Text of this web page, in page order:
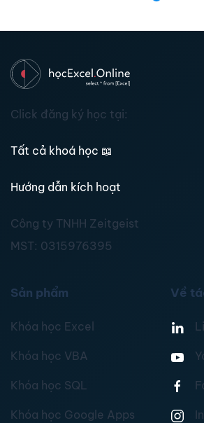
Click đăng ký học tại:
Tất cả khoá học 📖
Hướng dẫn kích hoạt
Công ty TNHH Zeitgeist
MST: 0315976395
Sản phẩm
Khóa học Excel
Khóa học VBA
Khóa học SQL
Khóa học Google Apps
Về